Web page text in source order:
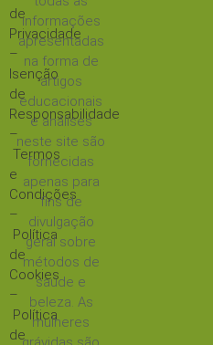
de
Privacidade
–
Isenção
de
Responsabilidade
–
Termos
e
Condições
–
Política
de
Cookies
–
Política
de
informações
apresentadas
na forma de
artigos
educacionais
e análises
neste site são
fornecidas
apenas para
fins de
divulgação
geral sobre
métodos de
saúde e
beleza. As
mulheres